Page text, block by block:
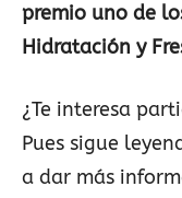
premio uno de
Hidratación y
¿Te interesa
Pues sigue
a dar más